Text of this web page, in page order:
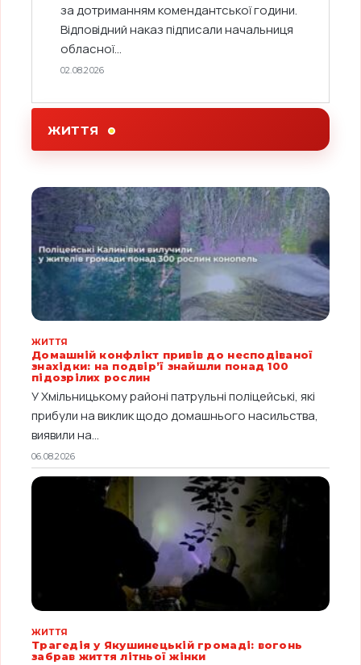
за дотриманням комендантської години.
Відповідний наказ підписали начальниця
обласної...
02.08.2026
ЖИТТЯ
ЖИТТЯ
Домашній конфлікт привів до несподіваної
знахідки: на подвір’ї знайшли понад 100
підозрілих рослин
У Хмільницькому районі патрульні поліцейські, які
прибули на виклик щодо домашнього насильства,
виявили на...
06.08.2026
ЖИТТЯ
Трагедія у Якушинецькій громаді: вогонь
забрав життя літньої жінки